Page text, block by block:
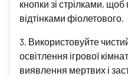
кнопки зі стрілками,
відтінками фіолетового.
3. Використовуйте
освітлення ігрової
виявлення мертвих і